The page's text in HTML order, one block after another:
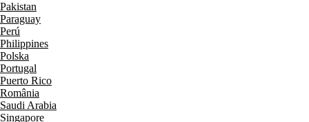
Pakistan
Paraguay
Perú
Philippines
Polska
Portugal
Puerto Rico
România
Saudi Arabia
Singapore